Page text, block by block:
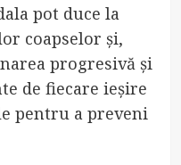
pot duce la
coapselor și,
progresivă și
de fiecare ieșire
pentru a preveni